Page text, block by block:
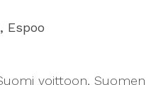
Espoo
voittoon, Suomen